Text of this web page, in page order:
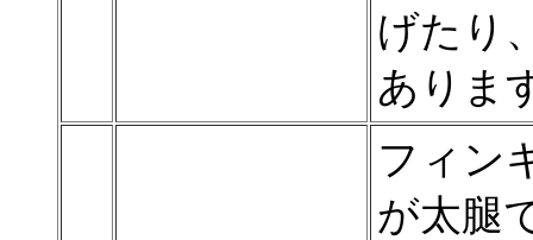
げたり
ありま
フィン
が太腿